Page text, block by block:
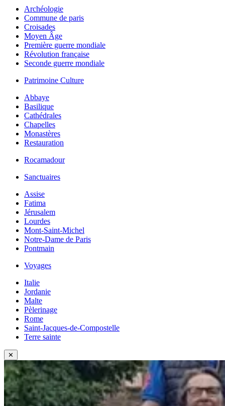
Archéologie
Commune de paris
Croisades
Moyen Âge
Première guerre mondiale
Révolution française
Seconde guerre mondiale
Patrimoine Culture
Abbaye
Basilique
Cathédrales
Chapelles
Monastères
Restauration
Rocamadour
Sanctuaires
Assise
Fatima
Jérusalem
Lourdes
Mont-Saint-Michel
Notre-Dame de Paris
Pontmain
Voyages
Italie
Jordanie
Malte
Pèlerinage
Rome
Saint-Jacques-de-Compostelle
Terre sainte
✕